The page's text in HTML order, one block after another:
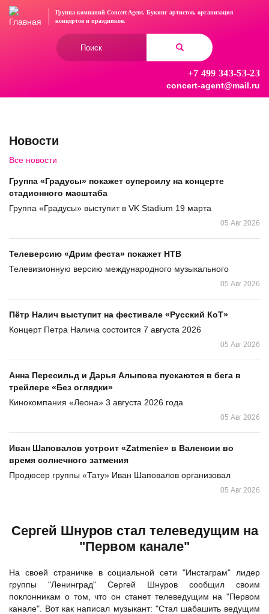
Перейти
Группа компаний Concert Agent. Букинг артистов, организация
концертови праздников.
+7 499 343-53-23
concert-agent@mail.ru
Новости
Все новости
Группа «Градусы» покажет суперсилу на концерте
стадионного масштаба
Группа «Градусы» выступит в VK Stadium 19 марта
05 Авг 2026
Телеверсию «Дрим феста» покажет НТВ
Телевизионную версию международного музыкального
05 Авг 2026
Пётр Налич выступит на фестивале «Русский КоТ»
Концерт Петра Налича состоится 7 августа 2026
05 Авг 2026
Анна Пересильд и Дарья Алыпова пускаются в бега в
трейлере «Без оглядки»
Кинокомпания «Леона» 3 августа 2026 года
05 Авг 2026
Иван Шаповалов устроит «Zatmenie» в Валенсии во
время солнечного затмения
Продюсер группы «Тату» Иван Шаповалов организовал
05 Авг 2026
Сергей Шнуров стал телеведущим на
"Первом канале"
На своей страничке в социальной сети "Инстаграм" лидер
группы "Ленинград" Сергей Шнуров сообщил своим
поклонникам о том, что он станет телеведущим на "Первом
канале". Вот как написал музыкант: "Стал шабашить ведущим